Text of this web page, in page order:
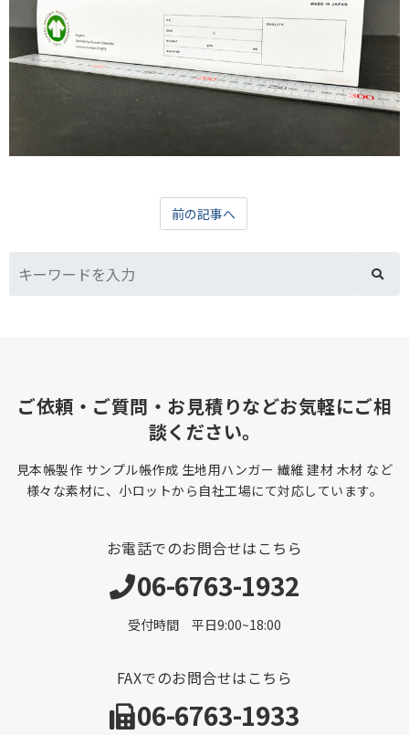
前の記事へ
ご依頼・ご質問・お見積りなどお気軽にご相
談ください。
見本帳製作 サンプル帳作成 生地用ハンガー 繊維 建材 木材 など
様々な素材に、小ロットから自社工場にて対応しています。
お電話でのお問合せはこちら
06-6763-1932
受付時間 平日9:00~18:00
FAXでのお問合せはこちら
06-6763-1933